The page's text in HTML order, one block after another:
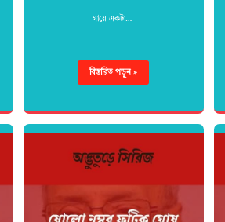
গায়ে একটা…
বিস্তারিত পড়ুন »